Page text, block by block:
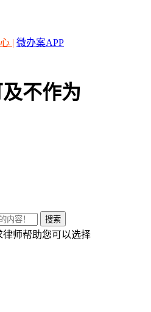
| 微办案APP
不作为
师帮助您可以选择